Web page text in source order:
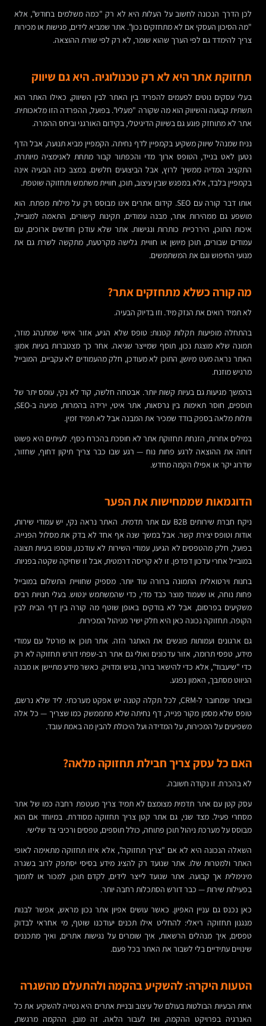
לכן הדרך הנכונה לחשוב על העלות היא לא רק "כמה משלמים בחודש", אלא
"מה הסיכון העסקי אם לא מתחזקים נכון". אתר שמביא לידים, פגישות או מכירות
צריך להימדד גם לפי הערך שהוא שומר, לא רק לפי שורת ההוצאה.
תחזוקת אתר היא לא רק טכנולוגיה. היא גם שיווק
בעלי עסקים נוטים לפעמים להפריד בין האתר לבין השיווק, כאילו האתר הוא
תשתית קבועה והשיווק הוא מה שקורה "מעליו". בפועל, ההפרדה הזו מלאכותית.
אתר לא מתוחזק פוגע גם בשיווק הדיגיטלי, בקידום האורגני וביחס ההמרה.
נניח שמנהל שיווק משקיע בקמפיין לדף נחיתה. הקמפיין מביא תנועה, אבל הדף
נטען לאט בנייד, הטופס ארוך מדי והכפתור קבור מתחת לאנימציה מיותרת.
התקציב המדיה ממשיך לרוץ, אבל הביצועים חלשים. במצב כזה הבעיה אינה
בקמפיין בלבד, אלא במפגש שבין עיצוב, תוכן, חוויית משתמש ותחזוקה שוטפת.
אותו דבר קורה עם SEO. קידום אתרים אינו מבוסס רק על מילות מפתח. הוא
מושפע גם ממהירות אתר, מבנה עמודים, תקינות קישורים, התאמה למובייל,
איכות התוכן, היררכיית כותרות ונגישות. אתר שלא עודכן חודשים ארוכים, עם
עמודים שבורים, תוכן מיושן או חוויית גלישה מקרטעת, מתקשה לשרת גם את
מנועי החיפוש וגם את המשתמשים.
מה קורה כשלא מתחזקים אתר?
לא תמיד רואים את הנזק מיד. וזו בדיוק הבעיה.
בהתחלה מופיעות תקלות קטנות: טופס שלא הגיע, אזור אישי שמתנהג מוזר,
תמונה שלא מוצגת נכון, תוסף שמייצר שגיאה. אחר כך מצטברות בעיות אמון:
האתר נראה מעט מיושן, התוכן לא מעודכן, חלק מהעמודים לא עקביים, המובייל
מרגיש מוזנח.
בהמשך מגיעות גם בעיות קשות יותר. אבטחה חלשה, קוד לא נקי, עומס יתר של
תוספים, חוסר תאימות בין גרסאות, אתר איטי, ירידה בהמרות, פגיעה ב-SEO,
ותלות מלאה בספק בודד שמכיר את המבנה אבל לא תמיד זמין.
במילים אחרות, הזנחת תחזוקת אתר לא חוסכת בהכרח כסף. לעיתים היא פשוט
דוחה את ההוצאה לרגע פחות נוח — רגע שבו כבר צריך תיקון דחוף, שחזור,
שדרוג יקר או אפילו הקמה מחדש.
הדוגמאות שממחישות את הפער
ניקח חברת שירותים B2B עם אתר תדמית. האתר נראה נקי, יש עמודי שירות,
אודות וטופס יצירת קשר. אבל במשך שנה אף אחד לא בדק את מסלול הפנייה.
בפועל, חלק מהטפסים לא הגיעו, עמודי השירות לא עודכנו, ונוספו בעיות תצוגה
במובייל אחרי עדכון דפדפן. זו לא קריסה דרמטית, אבל זו שחיקה שקטה בפניות.
בחנות וירטואלית התמונה ברורה עוד יותר. מספיק שחוויית התשלום במובייל
פחות נוחה, או שעמוד מוצר כבד מדי, כדי שהמשתמש ינטוש. בעלי חנויות רבים
משקיעים בפרסום, אבל לא בודקים באופן שוטף מה קורה בין דף הבית לבין
הקופה. תחזוקה נכונה כאן היא חלק ישיר מניהול המכירות.
גם ארגונים ועמותות פוגשים את האתגר הזה. אתר תוכן או פורטל עם עמודי
מידע, טפסי תרומה, אזור עדכונים ואולי גם אתר רב-שפתי דורש תחזוקה לא רק
כדי "שיעבוד", אלא כדי להישאר ברור, נגיש ומדויק. כאשר מידע מתיישן או מבנה
הניווט מסתבך, האמון נפגע.
ובאתר שמחובר ל-CRM, לכל תקלה קטנה יש אפקט מערכתי. ליד שלא נרשם,
טופס שלא מסמן מקור פנייה, דף נחיתה שלא מתממשק כמו שצריך — כל אלה
משפיעים על המכירות, על המדידה ועל היכולת להבין מה באמת עובד.
האם כל עסק צריך חבילת תחזוקה מלאה?
לא בהכרח. זו נקודה חשובה.
עסק קטן עם אתר תדמית מצומצם לא תמיד צריך מעטפת רחבה כמו של אתר
מסחרי פעיל. מצד שני, גם אתר קטן צריך תחזוקה מסודרת. במיוחד אם הוא
מבוסס על מערכת ניהול תוכן פתוחה, כולל תוספים, טפסים ורכיבי צד שלישי.
השאלה הנכונה היא לא אם "צריך תחזוקה", אלא איזו תחזוקה מתאימה לאופי
האתר ולמטרות שלו. אתר שנועד רק להציג מידע בסיסי יסתפק לרוב בשגרה
מינימלית אך קבועה. אתר שנועד לייצר לידים, לקדם תוכן, למכור או לתמוך
בפעילות שירות — כבר דורש הסתכלות רחבה יותר.
כאן נכנס גם עניין האפיון. כאשר עושים אפיון אתר נכון מראש, אפשר לבנות
מנגנון תחזוקה ריאלי: להחליט אילו תכנים יעודכנו שוטף, מי אחראי לבדוק
טפסים, איך מנהלים הרשאות, איך שומרים על נגישות אתרים, ואיך מתכננים
שינויים עתידיים בלי לשבור את האתר בכל פעם.
הטעות היקרה: להשקיע בהקמה ולהתעלם מהשגרה
אחת הבעיות הבולטות בעולם של עיצוב ובניית אתרים היא נטייה להשקיע את כל
האנרגיה בפרויקט ההקמה, ואז לעבור הלאה. זה מובן. ההקמה מרגשת,